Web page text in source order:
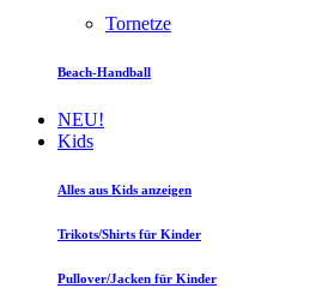
Tornetze
Beach-Handball
NEU!
Kids
Alles aus Kids anzeigen
Trikots/Shirts für Kinder
Pullover/Jacken für Kinder